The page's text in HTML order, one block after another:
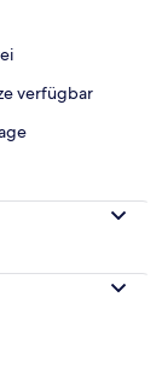
verfügbar